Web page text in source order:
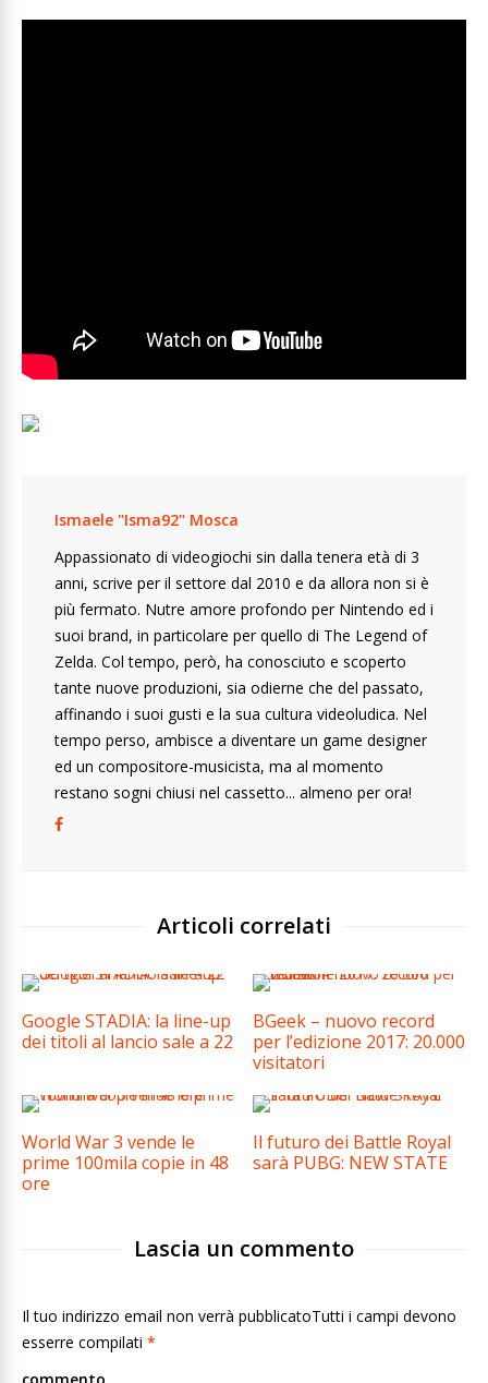
Ismaele "Isma92" Mosca
Appassionato di videogiochi sin dalla tenera età di 3
anni, scrive per il settore dal 2010 e da allora non si è
più fermato. Nutre amore profondo per Nintendo ed i
suoi brand, in particolare per quello di The Legend of
Zelda. Col tempo, però, ha conosciuto e scoperto
tante nuove produzioni, sia odierne che del passato,
affinando i suoi gusti e la sua cultura videoludica. Nel
tempo perso, ambisce a diventare un game designer
ed un compositore-musicista, ma al momento
restano sogni chiusi nel cassetto... almeno per ora!
Articoli correlati
Google STADIA: la line-up
dei titoli al lancio sale a 22
BGeek – nuovo record
per l’edizione 2017: 20.000
visitatori
World War 3 vende le
prime 100mila copie in 48
ore
Il futuro dei Battle Royal
sarà PUBG: NEW STATE
Lascia un commento
Il tuo indirizzo email non verrà pubblicatoTutti i campi devono
esserre compilati *